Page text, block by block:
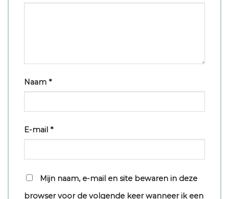
Naam *
E-mail *
Mijn naam, e-mail en site bewaren in deze
browser voor de volgende keer wanneer ik een